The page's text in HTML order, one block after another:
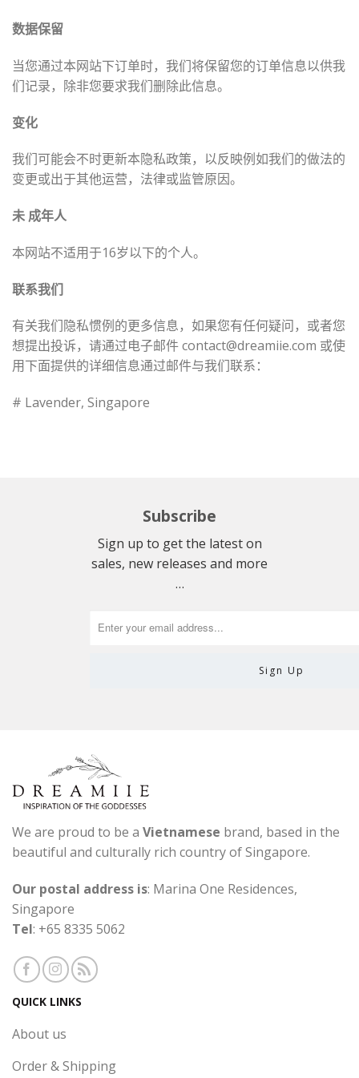
数据保留
当您通过本网站下订单时，我们将保留您的订单信息以供我
们记录，除非您要求我们删除此信息。
变化
我们可能会不时更新本隐私政策，以反映例如我们的做法的
变更或出于其他运营，法律或监管原因。
未 成年人
本网站不适用于16岁以下的个人。
联系我们
有关我们隐私惯例的更多信息，如果您有任何疑问，或者您
想提出投诉，请通过电子邮件contact@dreamiie.com 或使
用下面提供的详细信息通过邮件与我们联系：
# Lavender, Singapore
Subscribe
Sign up to get the latest on
sales, new releases and more
…
We are proud to be a Vietnamese brand, based in the
beautiful and culturally rich country of Singapore.
Our postal address is: Marina One Residences,
Singapore
Tel: +65 8335 5062
QUICK LINKS
About us
Order & Shipping